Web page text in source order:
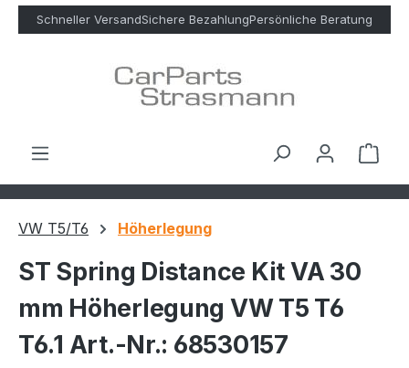
Zum Hauptinhalt springen
Schneller VersandSichere BezahlungPersönliche Beratung
VW T5/T6 Höherlegung
ST Spring Distance Kit VA 30
mm Höherlegung VW T5 T6
T6.1 Art.-Nr.: 68530157